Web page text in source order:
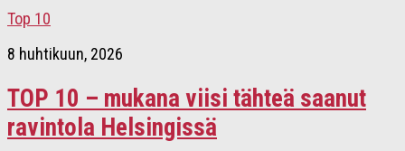
Top 10
8 huhtikuun, 2026
TOP 10 – mukana viisi tähteä saanut
ravintola Helsingissä